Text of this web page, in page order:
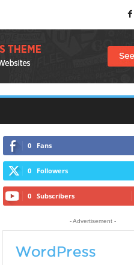
0 Fans
0 Followers
0 Subscribers
- Advertisement -